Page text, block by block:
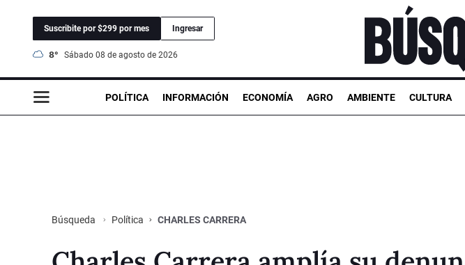
Suscribite por $299 por mes Ingresar
8° sábado 08 de agosto de 2026
POLÍTICA INFORMACIÓN ECONOMÍA AGRO AMBIENTE CULTURA
Búsqueda Política CHARLES CARRERA